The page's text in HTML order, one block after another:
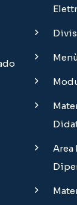
Area